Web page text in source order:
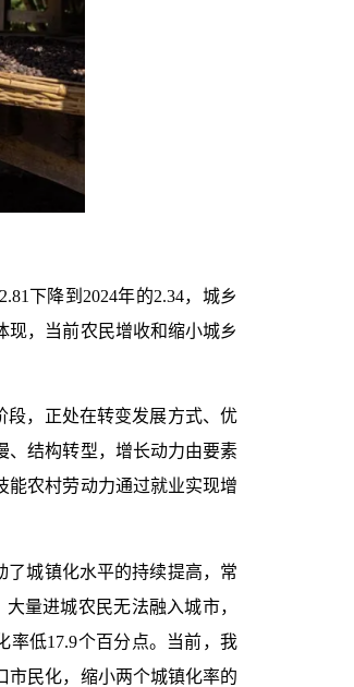
2.81下降到 2024年的2.34，城乡
现，当前农民增收和缩小城乡
段，正处在转变发展方式、优
、结构转型，增长动力由要素
能农村劳动力通过就业实现增
城镇化水平的持续提高，常
量进城农民无法融入城市，
率低17.9个百分点。当前，我
市民化，缩小两个城镇化率的